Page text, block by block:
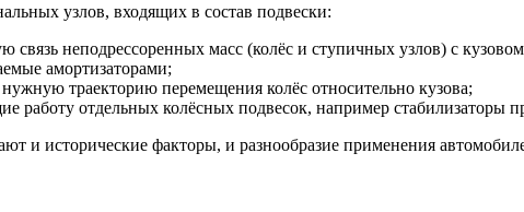
узлов, входящих в состав подвески:
неподрессоренных масс (колёс и ступичных узлов) с
амортизаторами;
траекторию перемещения колёс относительно кузова;
работу отдельных колёсных подвесок, например стабилизаторы
и исторические факторы, и разнообразие применения